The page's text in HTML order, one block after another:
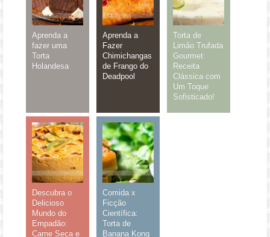
Aprenda a
fazer uma
Torta
Holandesa
Aprenda a
Fazer
Chimichangas
de Frango do
Deadpool
Torta de
Limão Trufada
Gourmet:
Receita
Clássica com
Um Toque
Sofisticado!
Descubra o
Delicioso
Mundo do
Empadão:
Carne Seca e
Comida x
Ficção
Científica:
Torta de
Banana Kong